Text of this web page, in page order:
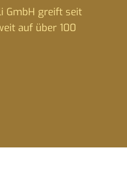
GmbH greift seit
auf über 100